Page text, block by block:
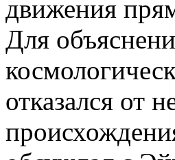
движения
Для
отказался от